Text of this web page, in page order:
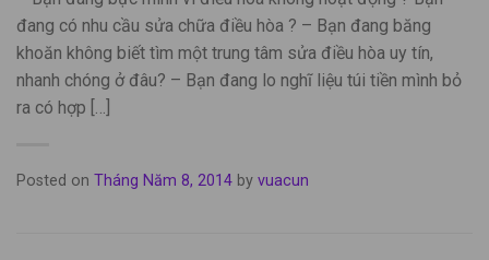
đang có nhu cầu sửa chữa điều hòa ? – Bạn đang băng
khoăn không biết tìm một trung tâm sửa điều hòa uy tín,
nhanh chóng ở đâu? – Bạn đang lo nghĩ liệu túi tiền mình bỏ
ra có hợp […]
Posted on Tháng Năm 8, 2014 by vuacun